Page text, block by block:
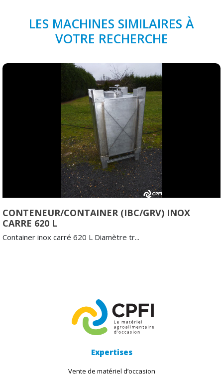
LES MACHINES SIMILAIRES À
VOTRE RECHERCHE
CONTENEUR/CONTAINER (IBC/GRV) INOX
CARRE 620 L
Container inox carré 620 L Diamètre tr...
Expertises
Vente de matériel d’occasion